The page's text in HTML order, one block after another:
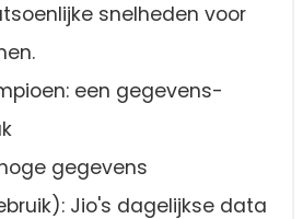
snelheden voor
een gegevens-
gegevens
Jio's dagelijkse data